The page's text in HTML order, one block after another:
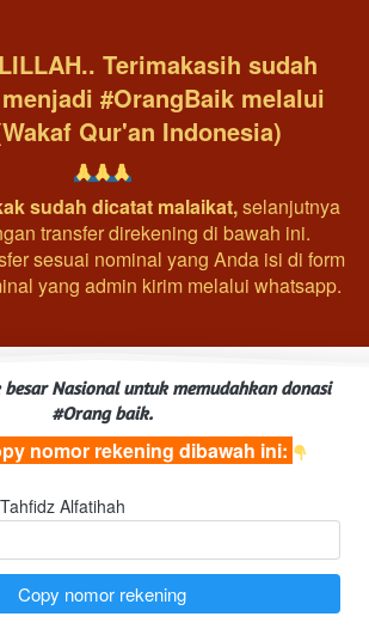
Terimakasih sudah
#OrangBaik melalui
Qur'an Indonesia)
sudah dicatat malaikat, selanjutnya
transfer direkening di bawah ini.
sesuai nominal yang Anda isi di form
yang admin kirim melalui whatsapp.
Nasional untuk memudahkan donasi
#Orang baik.
nomor rekening dibawah ini:
Alfatihah
`
Copy nomor rekening